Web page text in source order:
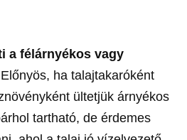
a félárnyékos vagy
ha talajtakaróként
ültetjük árnyékos
tartható, de érdemes